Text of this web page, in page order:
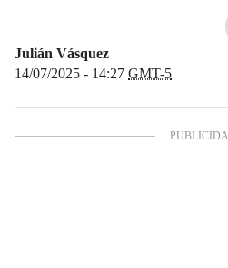
Julián Vásquez
14/07/2025 - 14:27 GMT-5